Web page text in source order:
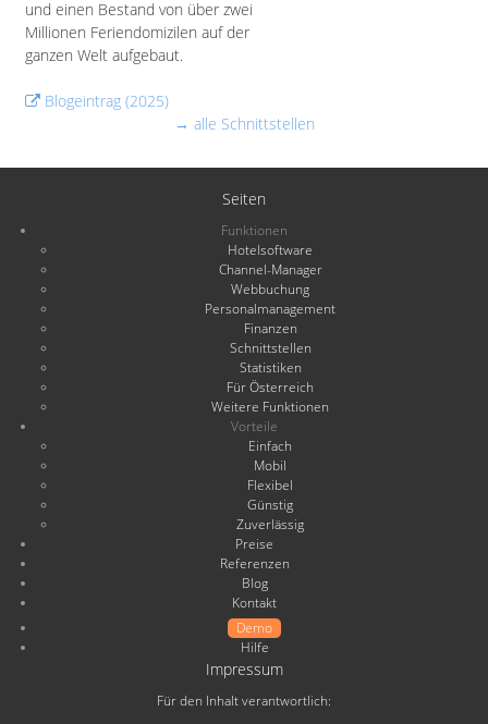
und einen Bestand von über zwei
Millionen Feriendomizilen auf der
ganzen Welt aufgebaut.
Blogeintrag (2025)
→ alle Schnittstellen
Seiten
Funktionen
Hotelsoftware
Channel-Manager
Webbuchung
Personalmanagement
Finanzen
Schnittstellen
Statistiken
Für Österreich
Weitere Funktionen
Vorteile
Einfach
Mobil
Flexibel
Günstig
Zuverlässig
Preise
Referenzen
Blog
Kontakt
Demo
Hilfe
Impressum
Für den Inhalt verantwortlich: